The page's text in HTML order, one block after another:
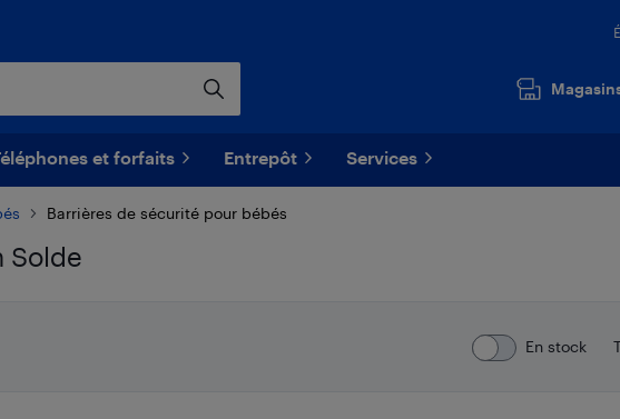
et forfaits Entrepôt Services
Barrières de sécurité pour bébés
Solde
En stock